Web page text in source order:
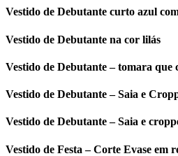
Vestido de Debutante curto azul
Vestido de Debutante na cor lilás
Vestido de Debutante – tomara que
Vestido de Debutante – Saia e
Vestido de Debutante – Saia e
Vestido de Festa – Corte Evase em